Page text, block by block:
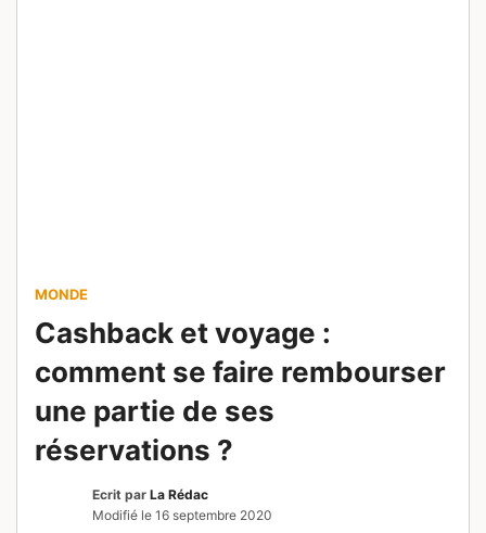
MONDE
Cashback et voyage :
comment se faire rembourser
une partie de ses
réservations ?
Ecrit par La Rédac
Modifié le 16 septembre 2020